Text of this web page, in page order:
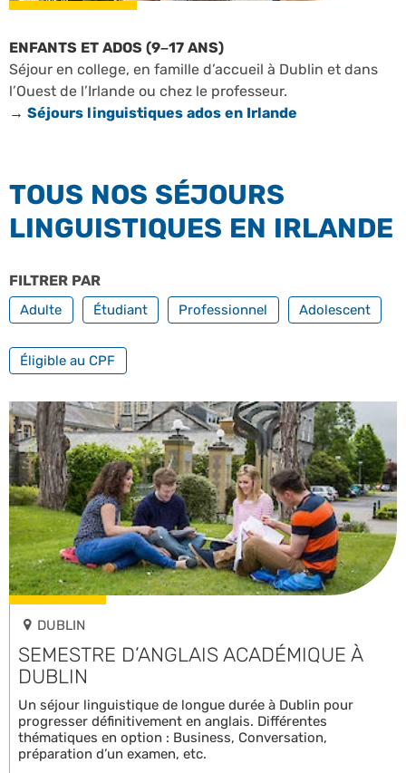
ENFANTS ET ADOS (9–17 ANS)
Séjour en college, en famille d’accueil à Dublin et dans
l’Ouest de l’Irlande ou chez le professeur.
→ Séjours linguistiques ados en Irlande
TOUS NOS SÉJOURS
LINGUISTIQUES EN IRLANDE
FILTRER PAR
Adulte Étudiant Professionnel Adolescent
Éligible au CPF
DUBLIN
SEMESTRE D’ANGLAIS ACADÉMIQUE À
DUBLIN
Un séjour linguistique de longue durée à Dublin pour
progresser définitivement en anglais. Différentes
thématiques en option : Business, Conversation,
préparation d’un examen, etc.